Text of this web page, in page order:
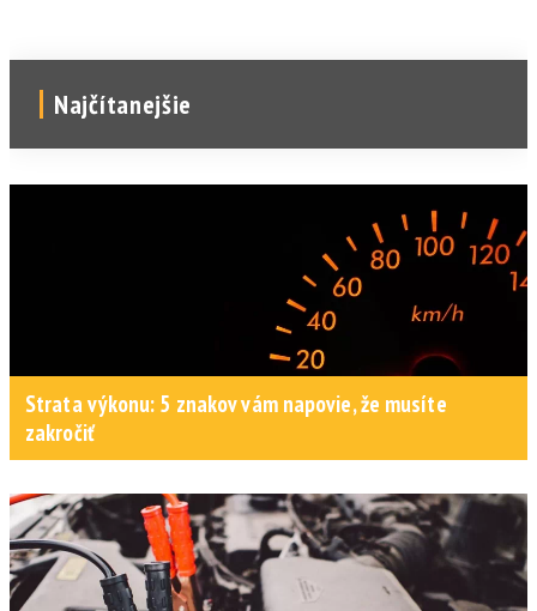
Najčítanejšie
Strata výkonu: 5 znakov vám napovie, že musíte
zakročiť